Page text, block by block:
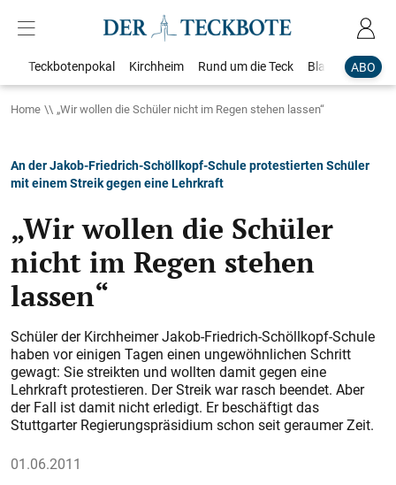
ABO
Teckbotenpokal Kirchheim Rund um die Teck Blaulicht
Home „Wir wollen die Schüler nicht im Regen stehen lassen“
An der Jakob-Friedrich-Schöllkopf-Schule protestierten Schüler
mit einem Streik gegen eine Lehrkraft
„Wir wollen die Schüler
nicht im Regen stehen
lassen“
Schüler der Kirchheimer Jakob-Friedrich-Schöllkopf-Schule
haben vor einigen Tagen einen ungewöhnlichen Schritt
gewagt: Sie streikten und wollten damit gegen eine
Lehrkraft protestieren. Der Streik war rasch beendet. Aber
der Fall ist damit nicht erledigt. Er beschäftigt das
Stuttgarter Regierungspräsidium schon seit geraumer Zeit.
01.06.2011